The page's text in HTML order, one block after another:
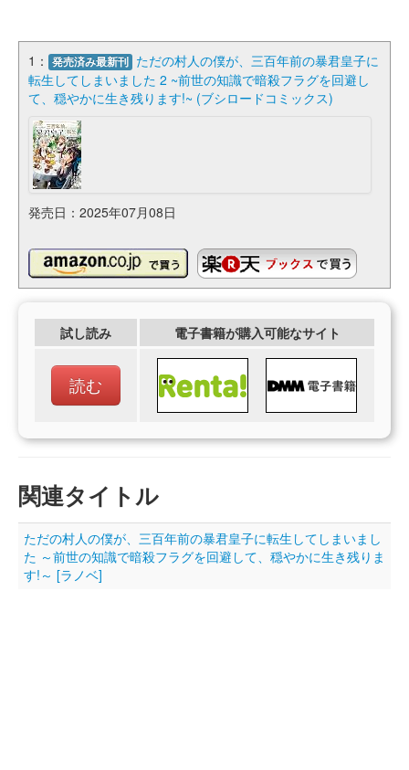
1： 発売済み最新刊 ただの村人の僕が、三百年前の暴君皇子に
転生してしまいました 2 ~前世の知識で暗殺フラグを回避し
て、穏やかに生き残ります!~ (ブシロードコミックス)
発売日：2025年07月08日
試し読み 電子書籍が購入可能なサイト
読む
関連タイトル
ただの村人の僕が、三百年前の暴君皇子に転生してしまいまし
た ～前世の知識で暗殺フラグを回避して、穏やかに生き残りま
す!～ [ラノベ]